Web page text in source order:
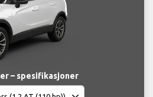
– spesifikasjoner